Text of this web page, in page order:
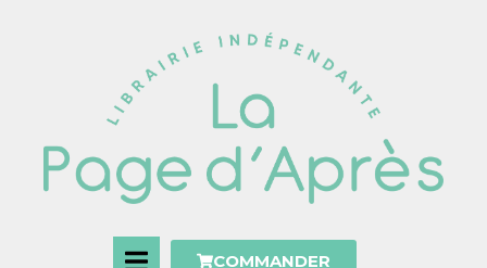
COMMANDER